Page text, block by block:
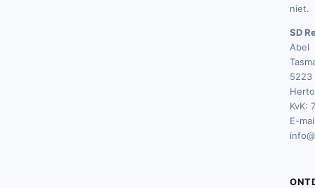
niet.
SD
Abel
5223
KvK:
E-